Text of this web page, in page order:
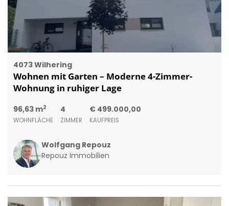
4073 Wilhering
Wohnen mit Garten – Moderne 4-Zimmer-
Wohnung in ruhiger Lage
96,63 m2
WOHNFLÄCHE
4
ZIMMER
€ 499.000,00
KAUFPREIS
Wolfgang Repouz
Repouz Immobilien